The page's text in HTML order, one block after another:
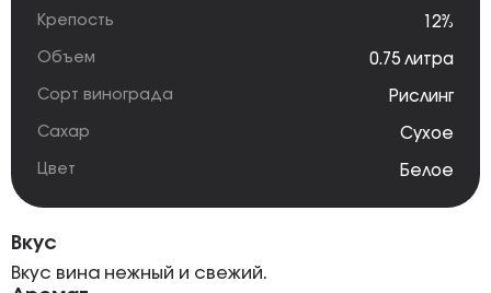
Крепость 12%
Объем 0.75 литра
Сорт винограда Рислинг
Сахар Сухое
Цвет Белое
Вкус
Вкус вина нежный и свежий.